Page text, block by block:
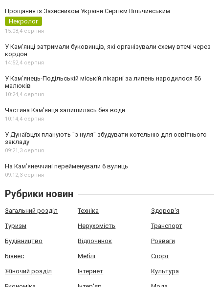
Прощання із Захисником України Сергієм Вільчинським
Некролог
15:08,4 серпня
У Кам’янці затримали буковинців, які організували схему втечі через
кордон
14:52,4 серпня
У Кам’янець-Подільській міській лікарні за липень народилося 56
малюків
10:24,4 серпня
Частина Кам'янця залишилась без води
10:14,4 серпня
У Дунаївцях планують "з нуля" збудувати котельню для освітнього
закладу
09:21,3 серпня
На Камʼянеччині перейменували 6 вулиць
09:12,3 серпня
Рубрики новин
Загальний розділ Техніка Здоров'я
Туризм Нерухомість Транспорт
Будівництво Відпочинок Розваги
Бізнес Меблі Спорт
Жіночий розділ Інтернет Культура